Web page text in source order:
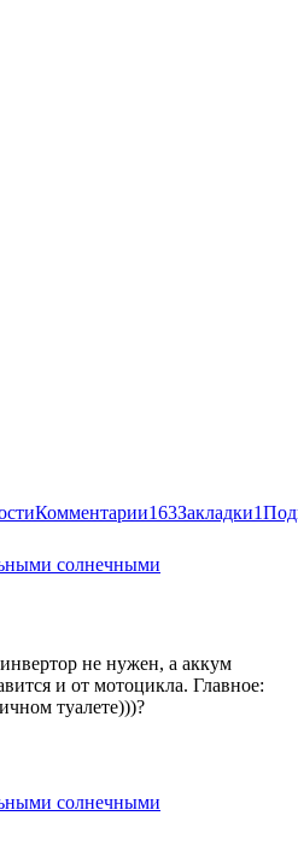
Комментарии163Закладки1
солнечными
не нужен, а аккум
и от мотоцикла. Главное:
туалете)))?
солнечными